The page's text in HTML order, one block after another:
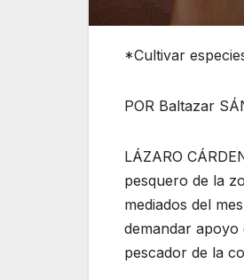
*Cultivar
POR Baltazar
LÁZARO
pesquero de la
mediados del
demandar apoyo
pescador de la